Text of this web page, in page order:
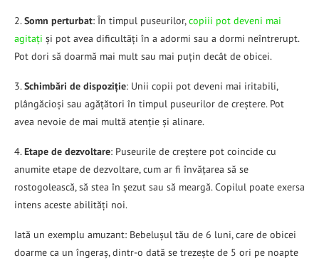
2.Somn perturbat: În timpul puseurilor,copiii pot deveni mai
agitați și pot avea dificultăți în a adormi sau a dormi neîntrerupt.
Pot dori să doarmă mai mult sau mai puțin decât de obicei.
3.Schimbări de dispoziție: Unii copii pot deveni mai iritabili,
plângăcioși sau agățători în timpul puseurilor de creștere. Pot
avea nevoie de mai multă atenție și alinare.
4.Etape de dezvoltare: Puseurile de creștere pot coincide cu
anumite etape de dezvoltare, cum ar fi învățarea să se
rostogolească, să stea în șezut sau să meargă. Copilul poate exersa
intens aceste abilități noi.
Iată un exemplu amuzant: Bebelușul tău de 6 luni, care de obicei
doarme ca un îngeraș, dintr-o dată se trezește de 5 ori pe noapte